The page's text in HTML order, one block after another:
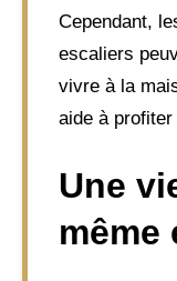
Cependant,
escaliers
vivre à la
aide à
Une
même